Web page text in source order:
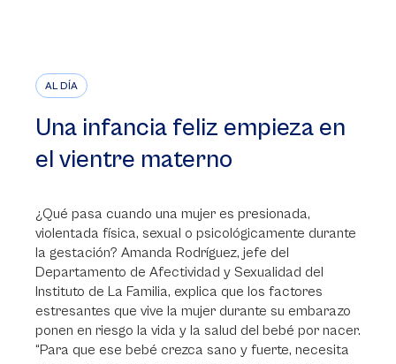
AL DÍA
Una infancia feliz empieza en
el vientre materno
¿Qué pasa cuando una mujer es presionada,
violentada física, sexual o psicológicamente durante
la gestación? Amanda Rodríguez, jefe del
Departamento de Afectividad y Sexualidad del
Instituto de La Familia, explica que los factores
estresantes que vive la mujer durante su embarazo
ponen en riesgo la vida y la salud del bebé por nacer.
“Para que ese bebé crezca sano y fuerte, necesita